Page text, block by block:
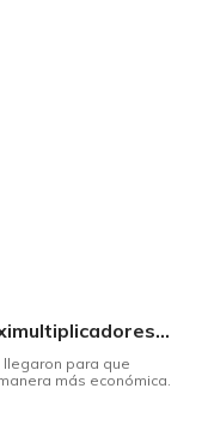
Triplique sus ahorros con los Maximultiplicadores de Supermaxi
llegaron para que
más económica.